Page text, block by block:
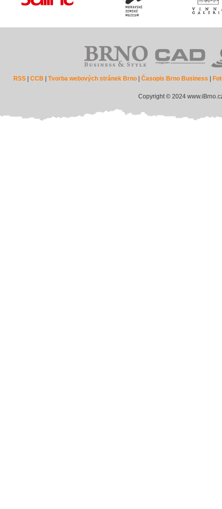
RSS |CCB |Tvorba webových stránek Brno |Časopis Brno Business
Copyright © 2024